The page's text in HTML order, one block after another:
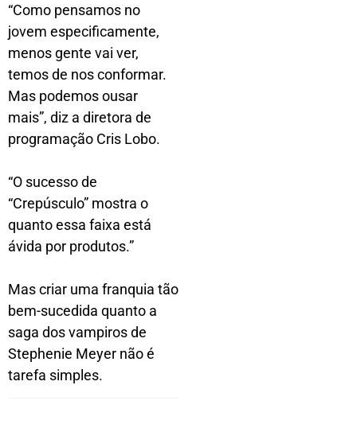
“Como pensamos no
jovem especificamente,
menos gente vai ver,
temos de nos conformar.
Mas podemos ousar
mais”, diz a diretora de
programação Cris Lobo.
“O sucesso de
“Crepúsculo” mostra o
quanto essa faixa está
ávida por produtos.”
Mas criar uma franquia tão
bem-sucedida quanto a
saga dos vampiros de
Stephenie Meyer não é
tarefa simples.